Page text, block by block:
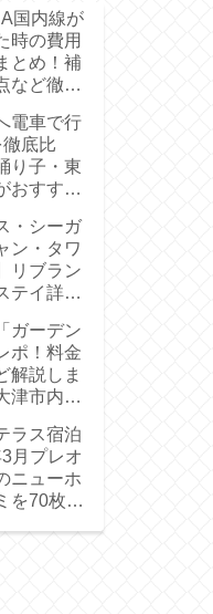
国内線が
時の費用
とめ！補
など徹底
電車で行
底比
り子・東
おすす
・シーガ
ン・タワ
リブラン
テイ詳細
ガーデン
ポ！料金
解説しま
津市内を
ラス宿泊
月プレオ
ニューホ
を70枚の